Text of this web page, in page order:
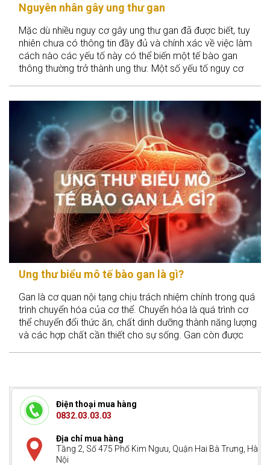
Nguyên nhân gây ung thư gan
Mặc dù nhiều nguy cơ gây ung thư gan đã được biết, tuy
nhiên chưa có thông tin đầy đủ và chính xác về việc làm
cách nào các yếu tố này có thể biến một tế bào gan
thông thường trở thành ung thư. Một số yếu tố nguy cơ
Ung thư biểu mô tế bào gan là gì?
Gan là cơ quan nội tạng chịu trách nhiệm chính trong quá
trình chuyển hóa của cơ thể. Chuyển hóa là quá trình cơ
thể chuyển đổi thức ăn, chất dinh dưỡng thành năng lượng
và các hợp chất cần thiết cho sự sống. Gan còn được
Điện thoại mua hàng
0832.03.03.03
Địa chỉ mua hàng
Tầng 2, Số 475 Phố Kim Ngưu, Quận Hai Bà Trưng, Hà
Nội